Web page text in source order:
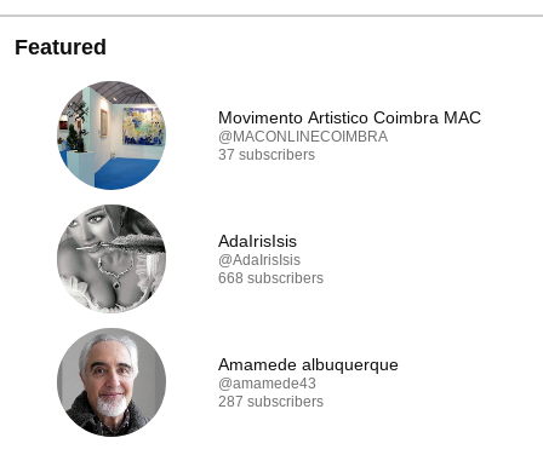
Featured
Movimento Artistico Coimbra MAC
@MACONLINECOIMBRA
37 subscribers
AdaIrisIsis
@AdaIrisIsis
668 subscribers
Amamede albuquerque
@amamede43
287 subscribers